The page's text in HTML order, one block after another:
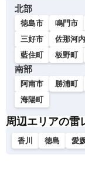
北部
徳島市 鳴門市
三好市
佐那河
藍住町
板野町
南部
阿南市 勝浦町
海陽町
周辺エリアの雷
香川 徳島 愛